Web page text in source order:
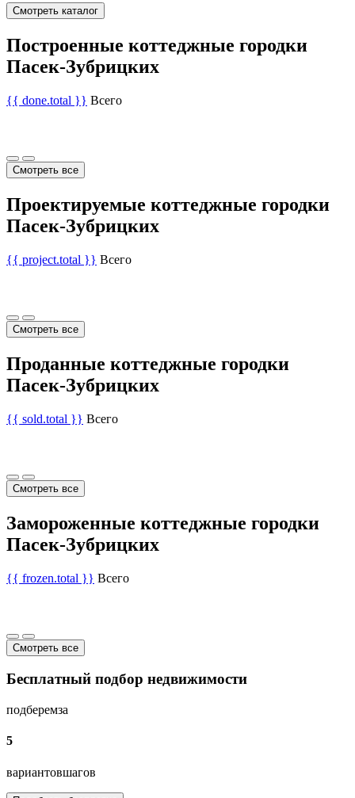
Смотреть каталог
Построенные коттеджные городки
Пасек-Зубрицких
{{ done.total }} Всего
Смотреть все
Проектируемые коттеджные городки
Пасек-Зубрицких
{{ project.total }} Всего
Смотреть все
Проданные коттеджные городки
Пасек-Зубрицких
{{ sold.total }} Всего
Смотреть все
Замороженные коттеджные городки
Пасек-Зубрицких
{{ frozen.total }} Всего
Смотреть все
Бесплатный подбор недвижимости
подберемза
5
вариантовшагов